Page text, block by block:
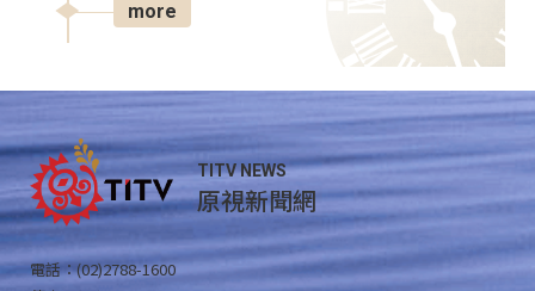
more
TITV NEWS
原視新聞網
電話：(02)2788-1600